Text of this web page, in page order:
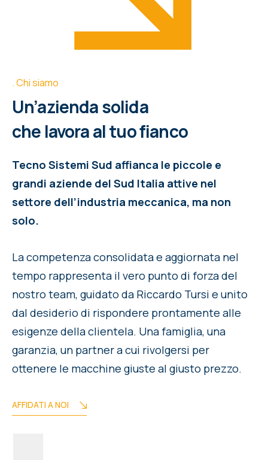
Chi siamo
Un’azienda solida
che lavora al tuo fianco
Tecno Sistemi Sud affianca le piccole e
grandi aziende del Sud Italia attive nel
settore dell’industria meccanica, ma non
solo.
La competenza consolidata e aggiornata nel
tempo rappresenta il vero punto di forza del
nostro team, guidato da Riccardo Tursi e unito
dal desiderio di rispondere prontamente alle
esigenze della clientela. Una famiglia, una
garanzia, un partner a cui rivolgersi per
ottenere le macchine giuste al giusto prezzo.
AFFIDATI A NOI